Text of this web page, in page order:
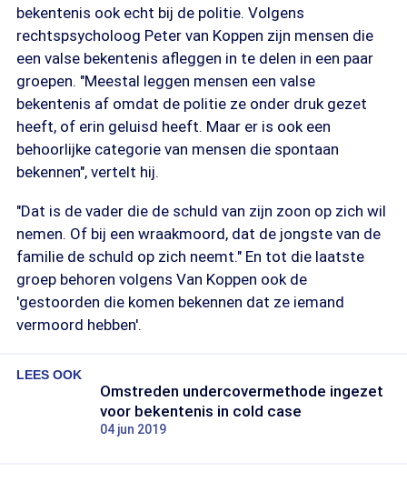
bekentenis ook echt bij de politie. Volgens
rechtspsycholoog Peter van Koppen zijn mensen die
een valse bekentenis afleggen in te delen in een paar
groepen. "Meestal leggen mensen een valse
bekentenis af omdat de politie ze onder druk gezet
heeft, of erin geluisd heeft. Maar er is ook een
behoorlijke categorie van mensen die spontaan
bekennen", vertelt hij.
"Dat is de vader die de schuld van zijn zoon op zich wil
nemen. Of bij een wraakmoord, dat de jongste van de
familie de schuld op zich neemt." En tot die laatste
groep behoren volgens Van Koppen ook de
'gestoorden die komen bekennen dat ze iemand
vermoord hebben'.
LEES OOK
Omstreden undercovermethode ingezet
voor bekentenis in cold case
04 jun 2019